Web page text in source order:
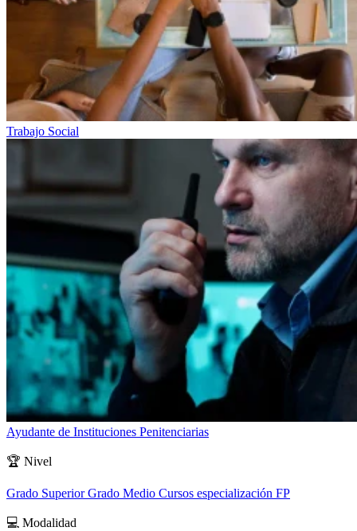
Trabajo Social
Ayudante de Instituciones Penitenciarias
🏆 Nivel
Grado SuperiorGrado Medio Cursos especialización FP
💻 Modalidad